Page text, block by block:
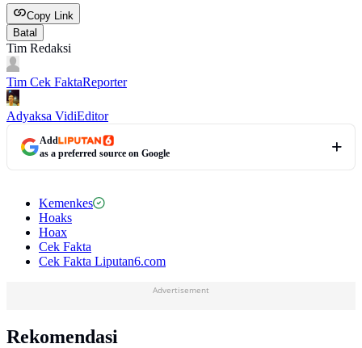
Copy Link
Batal
Tim Redaksi
Tim Cek FaktaReporter
Adyaksa VidiEditor
Add
as a preferred source on Google
Kemenkes
Hoaks
Hoax
Cek Fakta
Cek Fakta Liputan6.com
Advertisement
Rekomendasi